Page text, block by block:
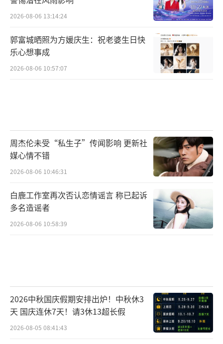
2026-08-06 13:14:24
郭富城晒照为方媛庆生：祝老婆生日快
乐心想事成
2026-08-06 10:57:07
周杰伦未受“私生子”传闻影响 更新社
媒心情不错
2026-08-06 10:46:31
白鹿工作室再次否认恋情谣言 称已起诉
多名造谣者
2026-08-06 10:58:39
2026中秋国庆假期安排出炉！中秋休3
天 国庆连休7天！请3休13超长假
2026-08-05 08:41:43